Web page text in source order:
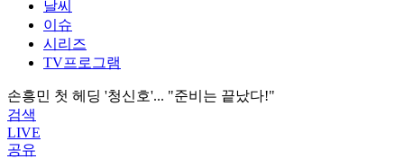
날씨
이슈
시리즈
TV프로그램
손흥민 첫 헤딩 '청신호'... "준비는 끝났다!"
검색
LIVE
공유